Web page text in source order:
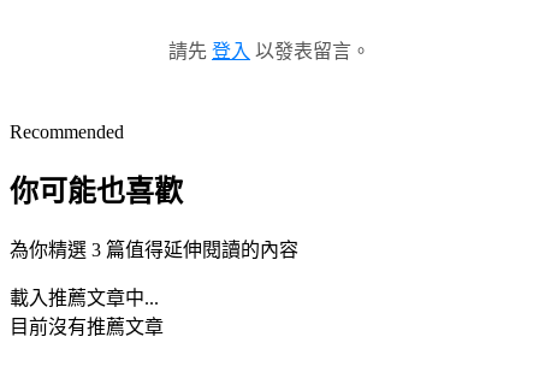
請先 登入 以發表留言。
Recommended
你可能也喜歡
為你精選 3 篇值得延伸閱讀的內容
載入推薦文章中...
目前沒有推薦文章